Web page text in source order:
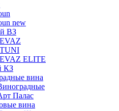
new
ВЗ
ELITE
КЗ
вина
Палас
вина